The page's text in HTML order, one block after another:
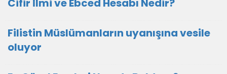
Cifir İlmi ve Ebced Hesabı Nedir?
Filistin Müslümanların uyanışına vesile
oluyor